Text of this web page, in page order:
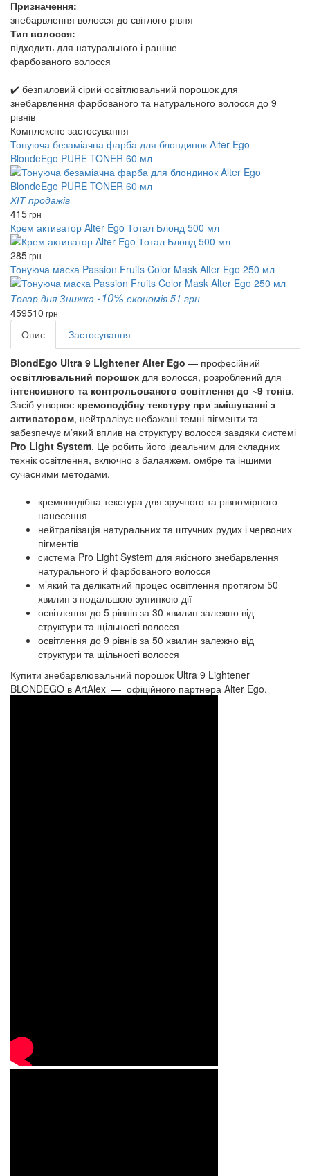
Призначення:
знебарвлення волосся до світлого рівня
Тип волосся:
підходить для натурального і раніше
фарбованого волосся
✔️ безпиловий сірий освітлювальний порошок для
знебарвлення фарбованого та натурального волосся до 9
рівнів
Комплексне застосування
Тонуюча безаміачна фарба для блондинок Alter Ego
BlondeEgo PURE TONER 60 мл
ХІТ продажів
415грн
Крем активатор Alter Ego Тотал Блонд 500 мл
285грн
Тонуюча маска Passion Fruits Color Mask Alter Ego 250 мл
Товар дня Знижка -10% економія 51 грн
459510 грн
Опис Застосування
BlondEgo Ultra 9 Lightener Alter Ego — професійний
освітлювальний порошок для волосся, розроблений для
інтенсивного та контрольованого освітлення до ~9 тонів.
Засіб утворює кремоподібну текстуру при змішуванні з
активатором, нейтралізує небажані темні пігменти та
забезпечує м’який вплив на структуру волосся завдяки системі
Pro Light System. Це робить його ідеальним для складних
технік освітлення, включно з балаяжем, омбре та іншими
сучасними методами.
кремоподібна текстура для зручного та рівномірного
нанесення
нейтралізація натуральних та штучних рудих і червоних
пігментів
система Pro Light System для якісного знебарвлення
натурального й фарбованого волосся
м’який та делікатний процес освітлення протягом 50
хвилин з подальшою зупинкою дії
освітлення до 5 рівнів за 30 хвилин залежно від
структури та щільності волосся
освітлення до 9 рівнів за 50 хвилин залежно від
структури та щільності волосся
Купити знебарвлювальний порошок Ultra 9 Lightener
BLONDEGO в ArtAlex — офіційного партнера Alter Ego.